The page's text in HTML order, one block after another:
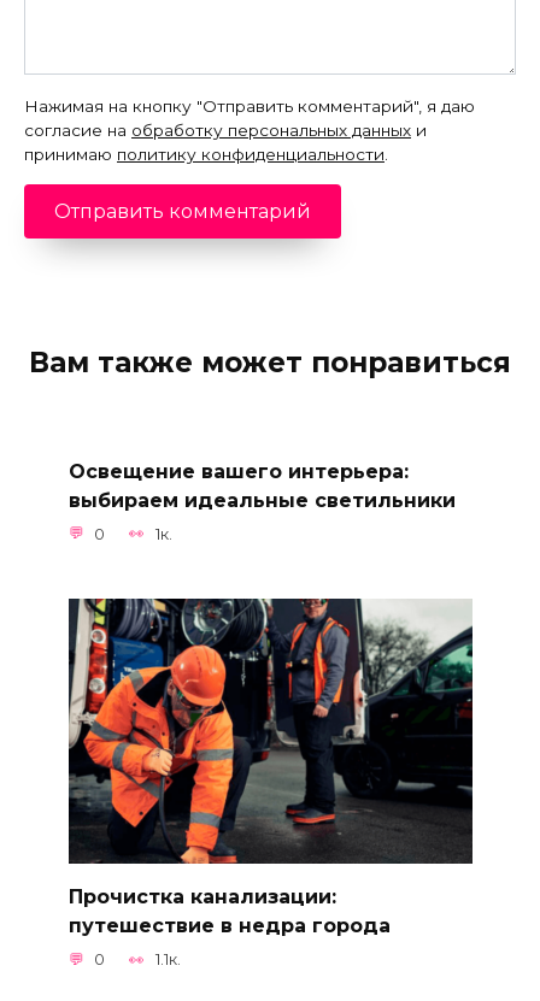
Нажимая на кнопку "Отправить комментарий", я даю
согласие на обработку персональных данных и
принимаю политику конфиденциальности.
Вам также может понравиться
Освещение вашего интерьера:
выбираем идеальные светильники
0 1к.
Прочистка канализации:
путешествие в недра города
0 1.1к.